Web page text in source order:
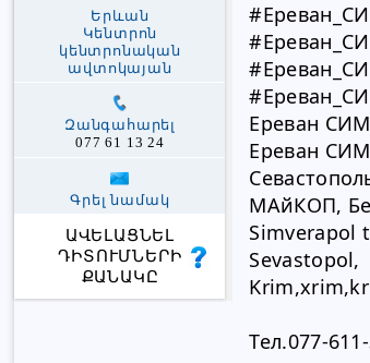
Ереван
Ереван
МАйКОП,
Simverapol
Sevastopol,
Тел.077-
Երևան
Կենտրոն
կենտրոնական
ավտոկայան
Զանգահարել
077 61 13 24
Գրել նամակ
ԱՎԵԼԱՑՆԵԼ
ԴԻՏՈՒՄՆԵՐԻ
ՔԱՆԱԿԸ